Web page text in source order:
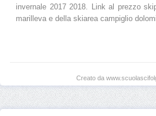
invernale 2017 2018. Link al prezzo
marilleva e della skiarea campiglio
Creato da